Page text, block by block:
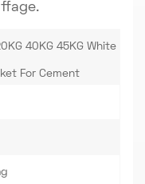
40KG 45KG White
For Cement